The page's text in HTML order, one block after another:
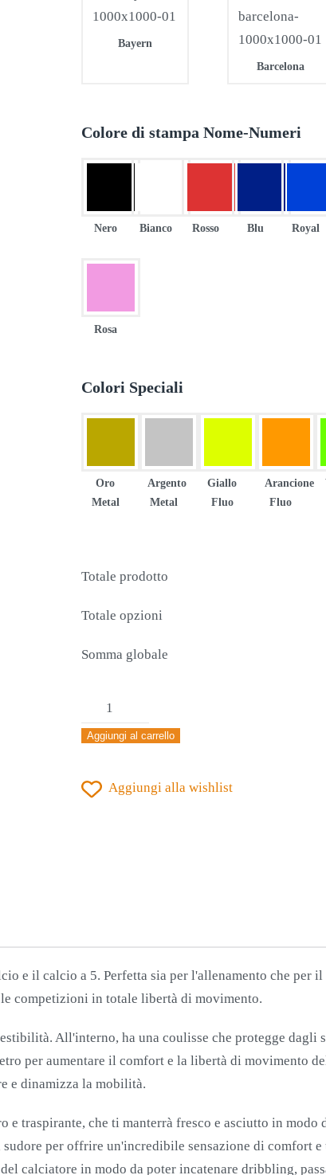
Bayern
Barcelona
Colore di stampa Nome-Numeri
Nero Bianco Rosso Blu Royal
Rosa
Colori Speciali
Oro
Metal
Argento
Metal
Giallo
Fluo
Arancione
Fluo
Totale prodotto
Totale opzioni
Somma globale
MAGLIA
JOMA
MANICA
Aggiungi al carrello
Aggiungi alla wishlist
e il calcio a 5. Perfetta sia per l'allenamento che per il
competizioni in totale libertà di movimento.
All'interno, ha una coulisse che protegge dagli
per aumentare il comfort e la libertà di movimento
e dinamizza la mobilità.
e traspirante, che ti manterrà fresco e asciutto in modo
per offrire un'incredibile sensazione di comfort e
calciatore in modo da poter incatenare dribbling,